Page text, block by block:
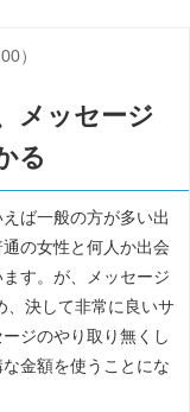
）
メッセージ
る
ば一般の方が多い出
の女性と何人か出会
す。が、メッセージ
、決して非常に良いサ
ジのやり取り無くし
金額を使うことにな